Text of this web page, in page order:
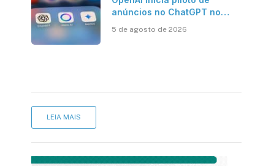
anúncios no ChatGPT no
5 de agosto de 2026
LEIA MAIS